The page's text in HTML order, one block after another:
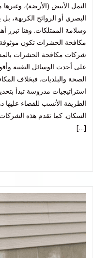
النمل الأبيض (الأرضة)،
البصري أو الروائح الكريهة،
وسلامة الممتلكات. وهنا
مكافحة الحشرات تكون
شركات مكافحة الحشرات
على أحدث الوسائل التقنية
الصحة والبلديات. فبخلاف
استراتيجيات مدروسة تبدأ
الطريقة الأنسب للقضاء عليها
السكان. كما تقدم هذه الشركات
[…]